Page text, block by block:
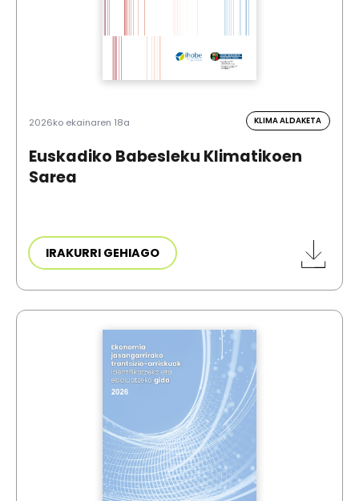
2026ko ekainaren 18a KLIMA ALDAKETA
Euskadiko Babesleku Klimatikoen
Sarea
IRAKURRI GEHIAGO